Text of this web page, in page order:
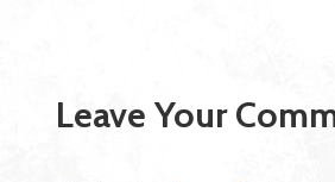
Leave Your